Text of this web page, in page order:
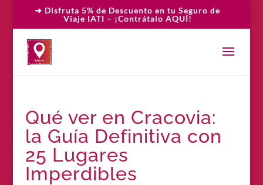
➜ Disfruta 5% de Descuento en tu Seguro de
Viaje IATI – ¡Contrátalo AQUÍ!
Qué ver en Cracovia:
la Guía Definitiva con
25 Lugares
Imperdibles